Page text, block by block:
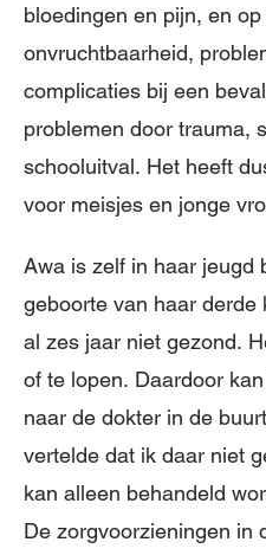
bloedingen en pijn, en
onvruchtbaarheid,
complicaties bij een
problemen door trauma,
schooluitval. Het heeft
voor meisjes en jonge
Awa is zelf in haar jeugd
geboorte van haar derde
al zes jaar niet gezond.
of te lopen. Daardoor
naar de dokter in de
vertelde dat ik daar niet
kan alleen behandeld
De zorgvoorzieningen in